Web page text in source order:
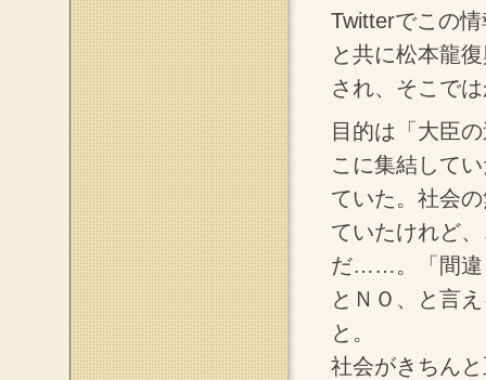
Twitterでこの
と共に松本龍
され、そこで
目的は「大臣
こに集結して
ていた。社会
ていたけれど
だ……。「間違
とＮＯ、と言
と。
社会がきちん